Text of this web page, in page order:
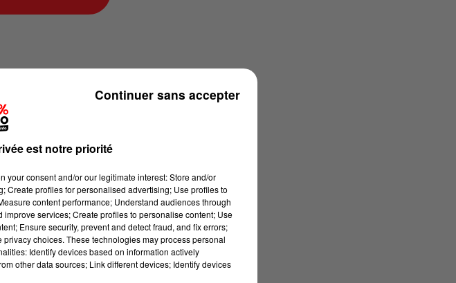
est notre priorité
your consent and/or our legitimate interest: Store and/or
Create profiles for personalised advertising; Use profiles to
content performance; Understand audiences through
services; Create profiles to personalise content; Use
Ensure security, prevent and detect fraud, and fix errors;
choices. These technologies may process personal
Identify devices based on information actively
other data sources; Link different devices; Identify devices
Continuer sans accepter